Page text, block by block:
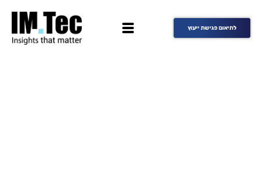
לתיאום פגישת ייעוץ